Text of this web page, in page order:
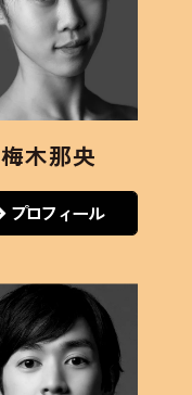
梅木那央
プロフィール